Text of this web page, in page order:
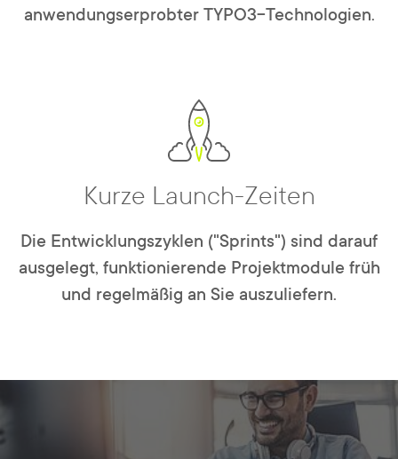
anwendungserprobter TYPO3-Technologien.
Kurze Launch-Zeiten
Die Entwicklungszyklen ("Sprints") sind darauf
ausgelegt, funktionierende Projektmodule früh
und regelmäßig an Sie auszuliefern.